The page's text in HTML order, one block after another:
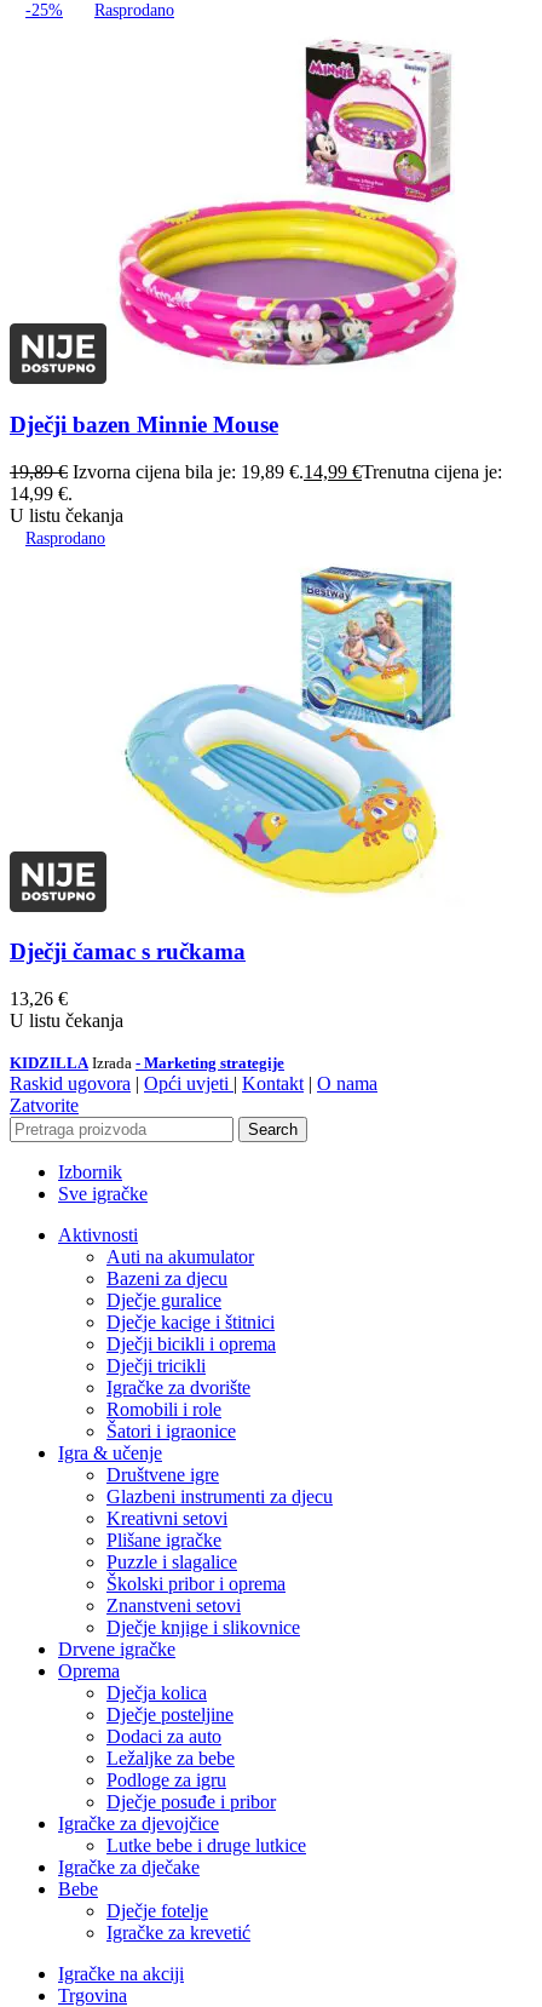
-25% Rasprodano
Dječji bazen Minnie Mouse
19,89€ Izvorna cijena bila je: 19,89 €.14,99 €Trenutna cijena je:
14,99 €.
U listu čekanja
Rasprodano
Dječji čamac s ručkama
13,26 €
U listu čekanja
KIDZILLA Izrada - Marketing strategije
Raskid ugovora | Opći uvjeti | Kontakt | O nama
Zatvorite
Search
Izbornik
Sve igračke
Aktivnosti
Auti na akumulator
Bazeni za djecu
Dječje guralice
Dječje kacige i štitnici
Dječji bicikli i oprema
Dječji tricikli
Igračke za dvorište
Romobili i role
Šatori i igraonice
Igra & učenje
Društvene igre
Glazbeni instrumenti za djecu
Kreativni setovi
Plišane igračke
Puzzle i slagalice
Školski pribor i oprema
Znanstveni setovi
Dječje knjige i slikovnice
Drvene igračke
Oprema
Dječja kolica
Dječje posteljine
Dodaci za auto
Ležaljke za bebe
Podloge za igru
Dječje posuđe i pribor
Igračke za djevojčice
Lutke bebe i druge lutkice
Igračke za dječake
Bebe
Dječje fotelje
Igračke za krevetić
Igračke na akciji
Trgovina